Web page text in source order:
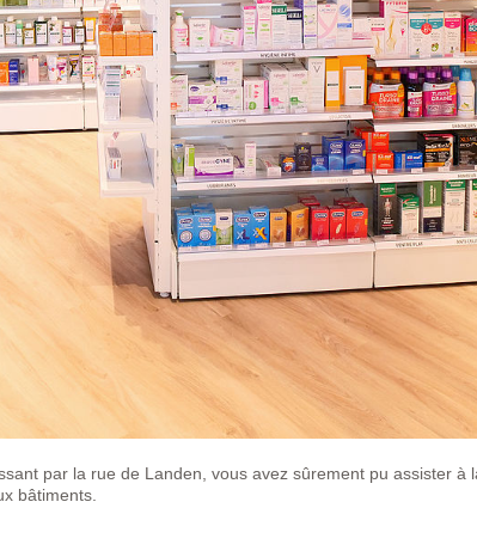
par la rue de Landen, vous avez sûrement pu assister à
bâtiments.